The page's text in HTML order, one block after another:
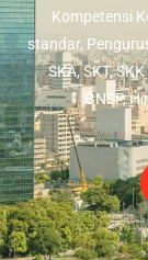
Kompetensi
standar,
SKA, SKT,
BNSP,